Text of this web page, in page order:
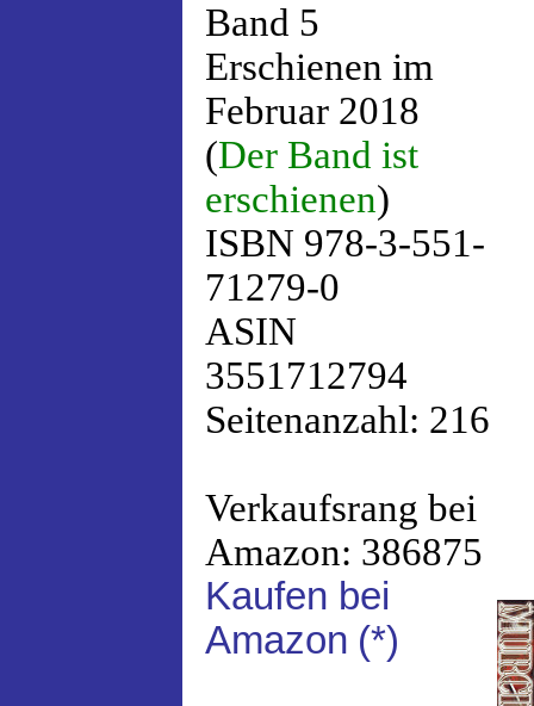
Band 5
Erschienen im
Februar 2018
(Der Band ist
erschienen)
ISBN 978-3-551-
71279-0
ASIN
3551712794
Seitenanzahl: 216
Verkaufsrang bei
Amazon: 386875
Kaufen bei
Amazon (*)